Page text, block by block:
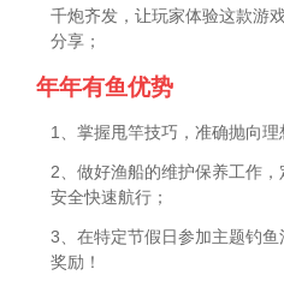
千炮齐发，让玩家体验这款游
分享；
年年有鱼优势
1、掌握甩竿技巧，准确抛向理
2、做好渔船的维护保养工作
安全快速航行；
3、在特定节假日参加主题钓
奖励！